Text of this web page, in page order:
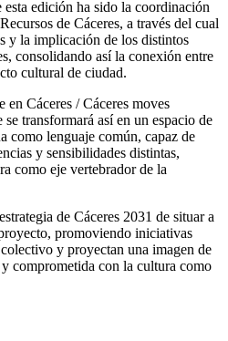
edición ha sido la coordinación
de Cáceres, a través del cual
y la implicación de los distintos
consolidando así la conexión entre
cultural de ciudad.
en Cáceres / Cáceres moves
se transformará así en un espacio de
como lenguaje común, capaz de
y sensibilidades distintas,
como eje vertebrador de la
de Cáceres 2031 de situar a
promoviendo iniciativas
y proyectan una imagen de
comprometida con la cultura como